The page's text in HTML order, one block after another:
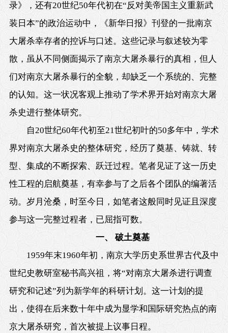
录》，还有20世纪50年代初在“反对美帝国主义重新武
装日本”的政治运动中，《新华日报》刊登的一批南京
大屠杀幸存者的控诉与口述。这些记录与叙述较为零
散，虽从不同侧面揭示了南京大屠杀暴行的真相，但人
们对南京大屠杀暴行的全貌，却缺乏一个系统的、完整
的认知。这一状况客观上推动了学术界开始对南京大屠
杀史进行整体研究。
自20世纪60年代初至21世纪初叶的50多年中，学术
界对南京大屠杀史的整体研究，经历了奠基、铸就、转
型、集成的不断探索、跃迁过程。笔者见证了这一历史
性工程的启航奠基，有幸参与了之后各个团队的编著活
动。岁月沧桑，时至今日，如笔者这般同时见证且深度
参与这一完整过程者，已屈指可数。
一、 破土奠基
1959年末1960年初，南京大学历史系世界古代及中
世纪史教研室秘书高兴祖，将“对南京大屠杀进行调查
研究和记述”列为新学年的科研计划。这一计划的提
出，使得在后来数十年中成为显学和国际研究热点的南
京大屠杀研究，首次被提上议事日程。